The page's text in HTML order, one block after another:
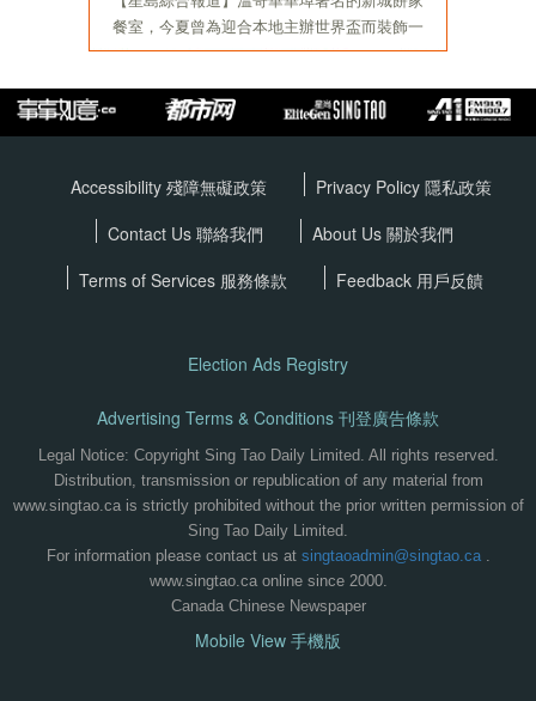
Accessibility 殘障無礙政策 Privacy Policy 隱私政策
Contact Us 聯絡我們
About Us 關於我們
Terms of Services 服務條款 Feedback 用戶反饋
Election Ads Registry
Advertising Terms & Conditions 刊登廣告條款
Legal Notice: Copyright Sing Tao Daily Limited. All rights reserved.
Distribution, transmission or republication of any material from
www.singtao.ca is strictly prohibited without the prior written permission of
Sing Tao Daily Limited.
For information please contact us at singtaoadmin@singtao.ca.
www.singtao.ca online since 2000.
Canada Chinese Newspaper
Mobile View 手機版